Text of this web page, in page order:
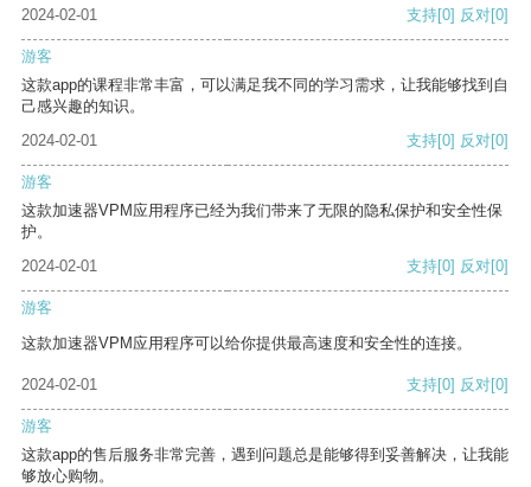
2024-02-01
支持[0] 反对[0]
游客
这款app的课程非常丰富，可以满足我不同的学习需求，让我能够找到自
己感兴趣的知识。
2024-02-01
支持[0] 反对[0]
游客
这款加速器VPM应用程序已经为我们带来了无限的隐私保护和安全性保
护。
2024-02-01
支持[0] 反对[0]
游客
这款加速器VPM应用程序可以给你提供最高速度和安全性的连接。
2024-02-01 支持[0] 反对[0]
游客
这款app的售后服务非常完善，遇到问题总是能够得到妥善解决，让我能
够放心购物。